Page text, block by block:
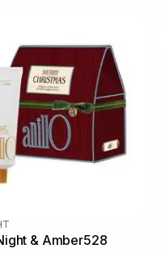
& Amber528